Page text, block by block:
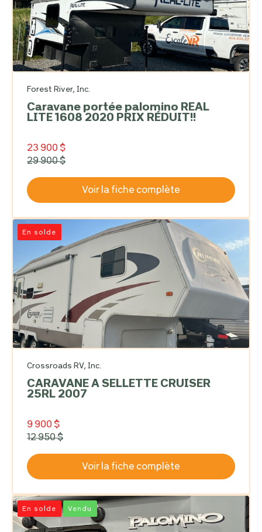
Forest River, Inc.
Caravane portée palomino REAL
LITE 1608 2020 PRIX RÉDUIT!!
29 900 $
23 900 $
Voir la fiche complète
En solde
Crossroads RV, Inc.
CARAVANE A SELLETTE CRUISER
25RL 2007
12 950 $
9 900 $
Voir la fiche complète
En solde Vendu